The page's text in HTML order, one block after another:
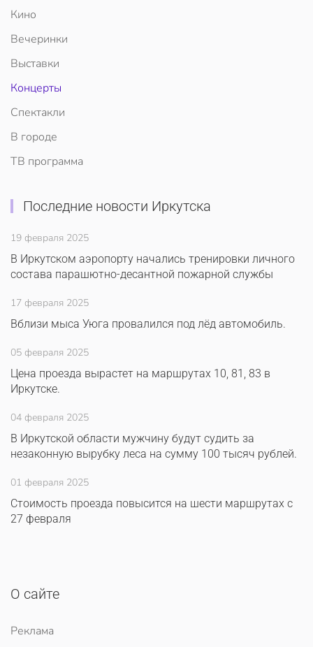
Кино
Вечеринки
Выставки
Концерты
Спектакли
В городе
ТВ программа
Последние новости Иркутска
19 февраля 2025
В Иркутском аэропорту начались тренировки личного
состава парашютно-десантной пожарной службы
17 февраля 2025
Вблизи мыса Уюга провалился под лёд автомобиль.
05 февраля 2025
Цена проезда вырастет на маршрутах 10, 81, 83 в
Иркутске.
04 февраля 2025
В Иркутской области мужчину будут судить за
незаконную вырубку леса на сумму 100 тысяч рублей.
01 февраля 2025
Стоимость проезда повысится на шести маршрутах с
27 февраля
О сайте
Реклама